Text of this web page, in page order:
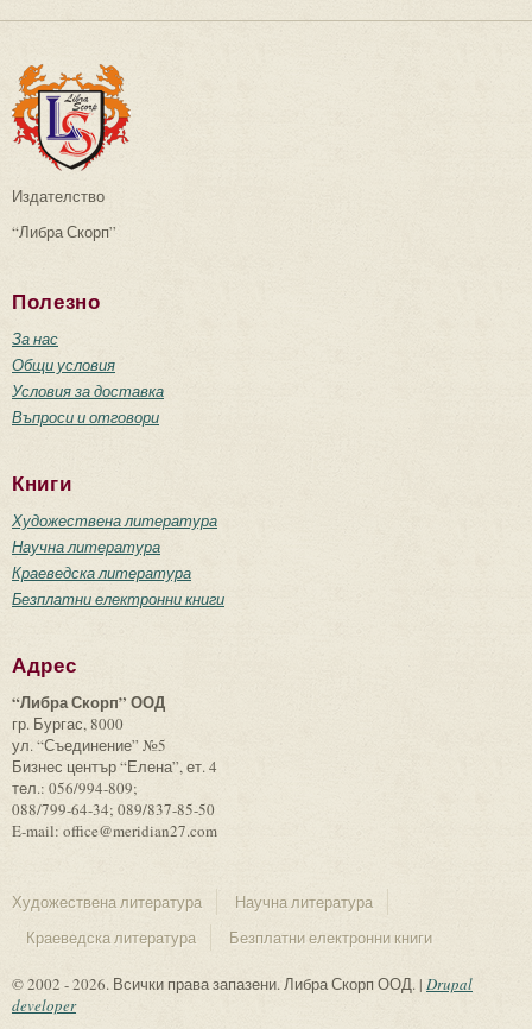
Издателство
“Либра Скорп”
Полезно
За нас
Общи условия
Условия за доставка
Въпроси и отговори
Книги
Художествена литература
Научна литература
Краеведска литература
Безплатни електронни книги
Адрес
“Либра Скорп” ООД
гр. Бургас, 8000
ул. “Съединение” №5
Бизнес център “Елена”, ет. 4
тел.: 056/994-809;
088/799-64-34; 089/837-85-50
E-mail: office@meridian27.com
Художествена литература
Научна литература
Краеведска литература
Безплатни електронни книги
© 2002 - 2026. Всички права запазени. Либра Скорп ООД. | Drupal
developer